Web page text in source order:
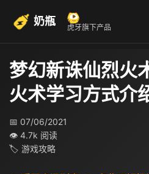
奶瓶 虎牙旗下产品
梦幻新诛仙烈火
火术学习方式介
📅 07/06/2021
👁 4.7k 阅读
🏷 游戏攻略